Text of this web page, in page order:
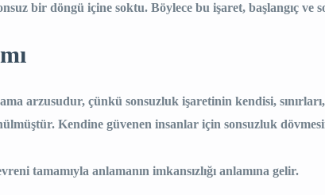
bir döngü içine soktu. Böylece bu işaret, başlangıç ​​​​ve
arzusudur, çünkü sonsuzluk işaretinin kendisi,
Kendine güvenen insanlar için sonsuzluk
tamamıyla anlamanın imkansızlığı anlamına gelir.